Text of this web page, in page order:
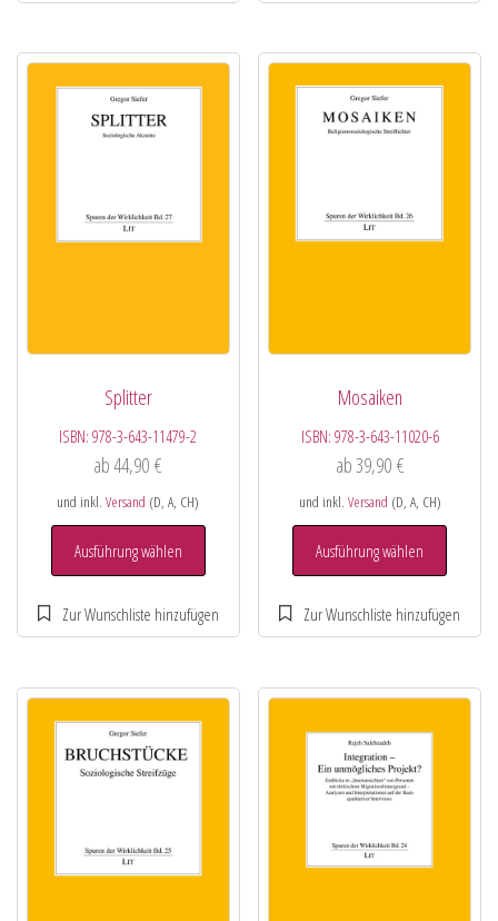
Splitter
ISBN:978-3-643-11479-2
ab44,90€
und inkl.Versand (D, A, CH)
Ausführung wählen
Mosaiken
ISBN: 978-3-643-11020-6
ab39,90 €
und inkl. Versand (D, A, CH)
Ausführung wählen